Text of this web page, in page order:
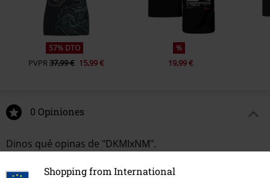
Shopping from International
57% DTO
PVPR37,99 € 15,99 €
%
19,99 €
0 Opiniones
Dinos qué opinas de "DKMIxNM".
Escribe una reseña